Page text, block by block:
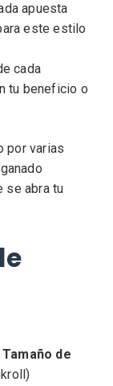
apuesta
este estilo
cada
tu beneficio o
por varias
se abra tu
Tamaño de